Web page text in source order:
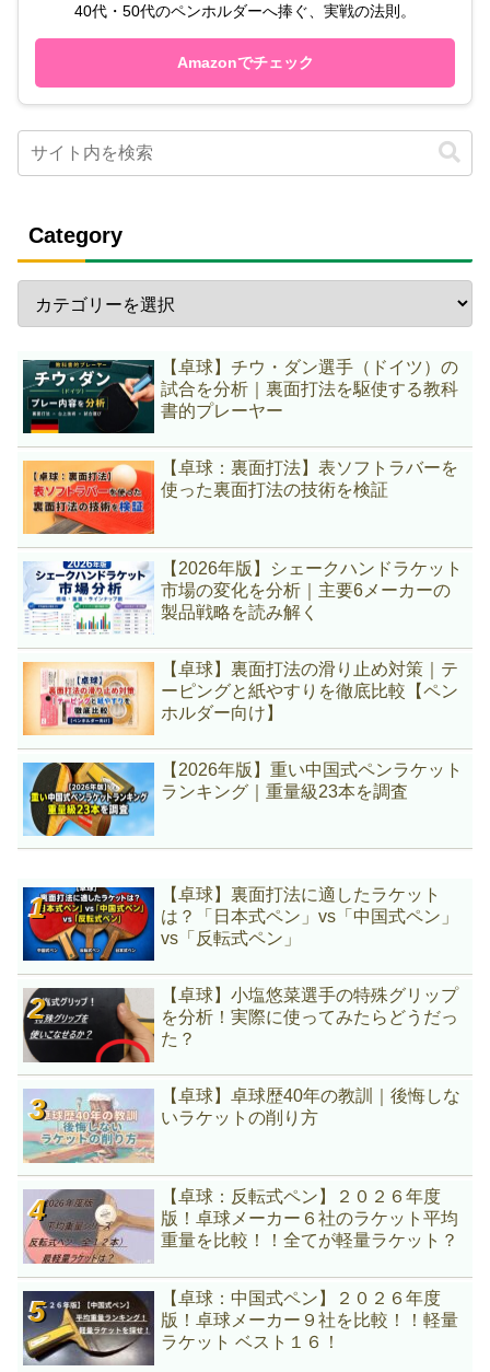
40代・50代のペンホルダーへ捧ぐ、実戦の法則。
Amazonでチェック
Category
【卓球】チウ・ダン選手（ドイツ）の
試合を分析｜裏面打法を駆使する教科
書的プレーヤー
【卓球：裏面打法】表ソフトラバーを
使った裏面打法の技術を検証
【2026年版】シェークハンドラケット
市場の変化を分析｜主要6メーカーの
製品戦略を読み解く
【卓球】裏面打法の滑り止め対策｜テ
ーピングと紙やすりを徹底比較【ペン
ホルダー向け】
【2026年版】重い中国式ペンラケット
ランキング｜重量級23本を調査
【卓球】裏面打法に適したラケット
は？「日本式ペン」vs「中国式ペン」
vs「反転式ペン」
【卓球】小塩悠菜選手の特殊グリップ
を分析！実際に使ってみたらどうだっ
た？
【卓球】卓球歴40年の教訓｜後悔しな
いラケットの削り方
【卓球：反転式ペン】２０２６年度
版！卓球メーカー６社のラケット平均
重量を比較！！全てが軽量ラケット？
【卓球：中国式ペン】２０２６年度
版！卓球メーカー９社を比較！！軽量
ラケット ベスト１６！